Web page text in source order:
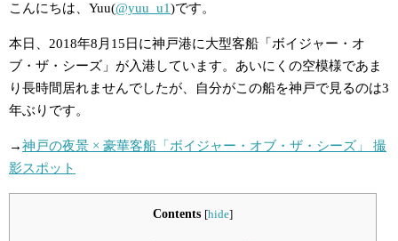
こんにちは、Yuu(@yuu_u1)です。
本日、2018年8月15日に神戸港に大型客船「ボイジャー・オ
ブ・ザ・シーズ」が入港しています。あいにくの空模様であま
り長時間居れませんでしたが、自分がこの船を神戸で見るのは3
年ぶりです。
→神戸の夜景 × 豪華客船「ボイジャー・オブ・ザ・シーズ」 撮
影スポット
Contents [hide]